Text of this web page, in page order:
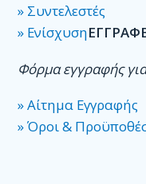
» Συντελεστές
» Ενίσχυση
Φόρμα εγγραφής
» Αίτημα Εγγραφής
» Όροι &